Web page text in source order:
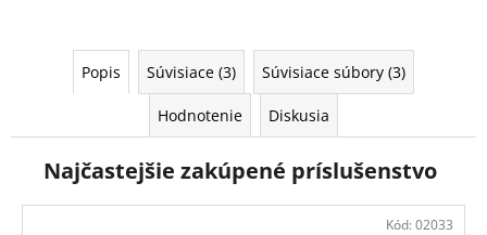
Popis Súvisiace (3) Súvisiace súbory (3)
Hodnotenie Diskusia
Najčastejšie zakúpené príslušenstvo
Kód: 02033